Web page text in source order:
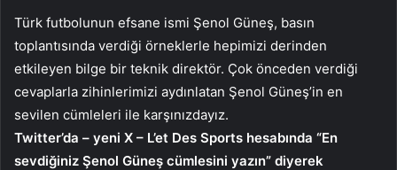
Türk futbolunun efsane ismi Şenol Güneş, basın
toplantısında verdiği örneklerle hepimizi derinden
etkileyen bilge bir teknik direktör. Çok önceden verdiği
cevaplarla zihinlerimizi aydınlatan Şenol Güneş’in en
sevilen cümleleri ile karşınızdayız.
Twitter’da – yeni X – L’et Des Sports hesabında “En
sevdiğiniz Şenol Güneş cümlesini yazın” diyerek